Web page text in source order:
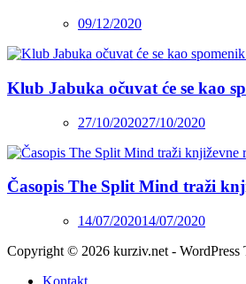
09/12/2020
Klub Jabuka očuvat će se kao
27/10/202027/10/2020
Časopis The Split Mind traži
14/07/202014/07/2020
Copyright © 2026 kurziv.net - WordPress
Kontakt